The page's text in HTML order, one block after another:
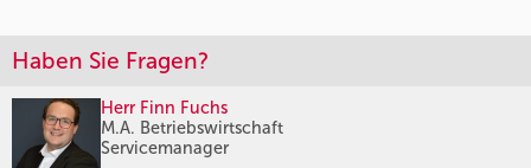
Haben Sie Fragen?
Herr Finn Fuchs
M.A. Betriebswirtschaft
Servicemanager